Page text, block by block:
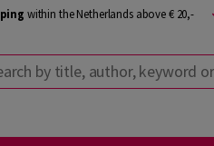
within the Netherlands above € 20,-
by title, author, keyword or ISBN